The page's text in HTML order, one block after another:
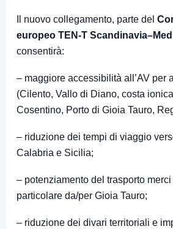
Il nuovo collegamento, parte del
europeo TEN-T
consentirà:
– maggiore accessibilità all’AV per
(Cilento, Vallo di Diano, costa
Cosentino, Porto di Gioia Tauro,
– riduzione dei tempi di viaggio
Calabria e Sicilia;
– potenziamento del trasporto merci
particolare da/per Gioia Tauro;
– riduzione dei divari territoriali e